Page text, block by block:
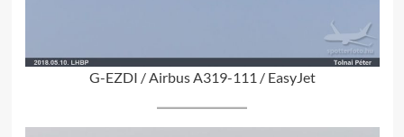
G-EZDI / Airbus A319-111 / EasyJet